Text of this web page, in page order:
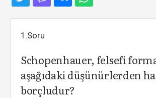
1.Soru
Schopenhauer, felsefi
aşağıdaki düşünürlerden
borçludur?